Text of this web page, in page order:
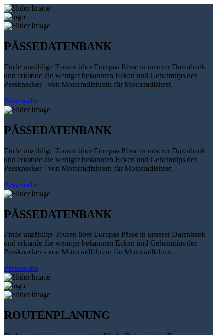
PÄSSEDATENBANK
Finde unzählige Touren über Europas Pässe in unserer Datenbank
und erkunde die weniger bekannten Ecken und Geheimtips der
Passknacker - von Motorradfahrern für Motorradfahrer.
Pässesuche
PÄSSEDATENBANK
Finde unzählige Touren über Europas Pässe in unserer Datenbank
und erkunde die weniger bekannten Ecken und Geheimtips der
Passknacker - von Motorradfahrern für Motorradfahrer.
Pässesuche
PÄSSEDATENBANK
Finde unzählige Touren über Europas Pässe in unserer Datenbank
und erkunde die weniger bekannten Ecken und Geheimtips der
Passknacker - von Motorradfahrern für Motorradfahrer.
Pässesuche
ROUTENPLANUNG